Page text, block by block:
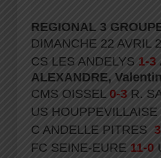
REGIONAL 3
DIMANCHE 22 AVRIL
CS LES ANDELYS 1-3
ALEXANDRE,
CMS OISSEL 0-3 R.
US HOUPPEVILLAISE
C ANDELLE PITRES
FC SEINE-EURE 11-0